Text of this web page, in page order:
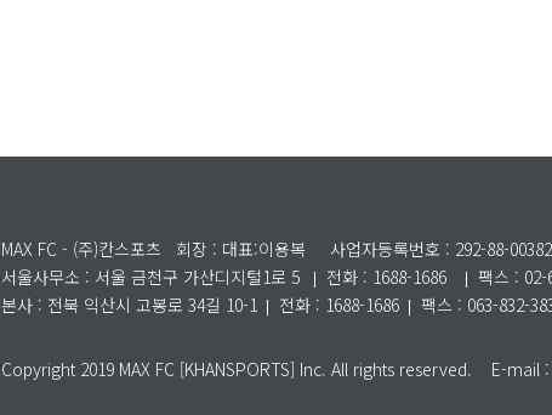
MAX FC - (주)칸스포츠 회장 : 대표:이용복
사업자등록번호 : 292-88-00382
서울사무소 : 서울 금천구 가산디지털1로 5 전화 : 1688-1686
팩스 : 02-
본사 : 전북 익산시 고봉로 34길 10-1
전화 : 1688-1686 팩스 : 063-832-
Copyright 2019 MAX FC [KHANSPORTS] Inc. All rights reserved. E-